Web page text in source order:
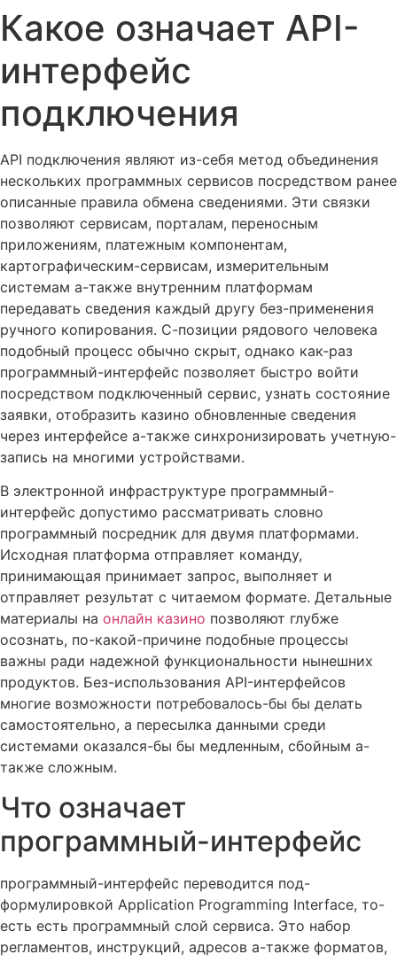
Какое означает API-
интерфейс
подключения
API подключения являют из-себя метод объединения
нескольких программных сервисов посредством ранее
описанные правила обмена сведениями. Эти связки
позволяют сервисам, порталам, переносным
приложениям, платежным компонентам,
картографическим-сервисам, измерительным
системам а-также внутренним платформам
передавать сведения каждый другу без-применения
ручного копирования. С-позиции рядового человека
подобный процесс обычно скрыт, однако как-раз
программный-интерфейс позволяет быстро войти
посредством подключенный сервис, узнать состояние
заявки, отобразить казино обновленные сведения
через интерфейсе а-также синхронизировать учетную-
запись на многими устройствами.
В электронной инфраструктуре программный-
интерфейс допустимо рассматривать словно
программный посредник для двумя платформами.
Исходная платформа отправляет команду,
принимающая принимает запрос, выполняет и
отправляет результат с читаемом формате. Детальные
материалы на онлайн казино позволяют глубже
осознать, по-какой-причине подобные процессы
важны ради надежной функциональности нынешних
продуктов. Без-использования API-интерфейсов
многие возможности потребовалось-бы бы делать
самостоятельно, а пересылка данными среди
системами оказался-бы бы медленным, сбойным а-
также сложным.
Что означает
программный-интерфейс
программный-интерфейс переводится под-
формулировкой Application Programming Interface, то-
есть есть программный слой сервиса. Это набор
регламентов, инструкций, адресов а-также форматов,